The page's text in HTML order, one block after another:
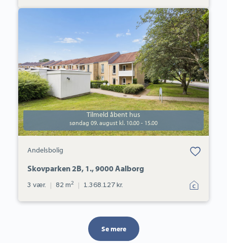
9000
Aalborg
Tilmeld åbent hus
søndag 09. august kl. 10.00 - 15.00
Andelsbolig
Bolig er gemt
under dine
Skovparken 2B, 1., 9000 Aalborg
3 vær. | 82 m2 | 1.368.127 kr.
Se mere